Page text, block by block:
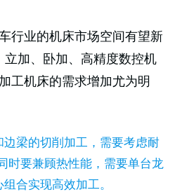
行业的机床市场空间有望新
立加、卧加、高精度数控机
工机床的需求增加尤为明
梁的切削加工，需要考虑耐
时要兼顾热性能，需要单台龙
合实现高效加工。